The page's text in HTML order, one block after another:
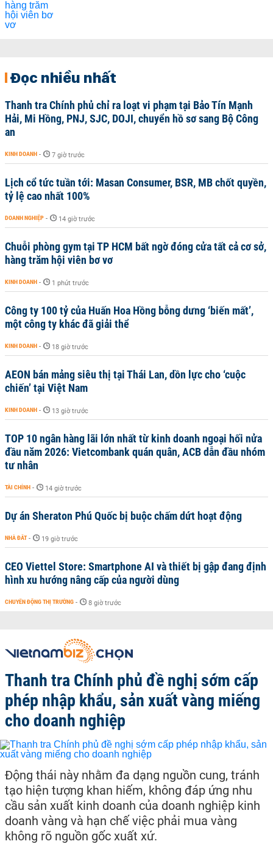
Đọc nhiều nhất
Thanh tra Chính phủ chỉ ra loạt vi phạm tại Bảo Tín Mạnh
Hải, Mi Hồng, PNJ, SJC, DOJI, chuyển hồ sơ sang Bộ Công
an
KINH DOANH - 7 giờ trước
Lịch cổ tức tuần tới: Masan Consumer, BSR, MB chốt quyền,
tỷ lệ cao nhất 100%
DOANH NGHIỆP - 14 giờ trước
Chuỗi phòng gym tại TP HCM bất ngờ đóng cửa tất cả cơ sở,
hàng trăm hội viên bơ vơ
KINH DOANH - 1 phút trước
Công ty 100 tỷ của Huấn Hoa Hồng bỗng dưng ‘biến mất’,
một công ty khác đã giải thể
KINH DOANH - 18 giờ trước
AEON bán mảng siêu thị tại Thái Lan, dồn lực cho ‘cuộc
chiến’ tại Việt Nam
KINH DOANH - 13 giờ trước
TOP 10 ngân hàng lãi lớn nhất từ kinh doanh ngoại hối nửa
đầu năm 2026: Vietcombank quán quân, ACB dẫn đầu nhóm
tư nhân
TÀI CHÍNH - 14 giờ trước
Dự án Sheraton Phú Quốc bị buộc chấm dứt hoạt động
NHÀ ĐẤT - 19 giờ trước
CEO Viettel Store: Smartphone AI và thiết bị gập đang định
hình xu hướng nâng cấp của người dùng
CHUYỂN ĐỘNG THỊ TRƯỜNG - 8 giờ trước
Thanh tra Chính phủ đề nghị sớm cấp
phép nhập khẩu, sản xuất vàng miếng
cho doanh nghiệp
Động thái này nhằm đa dạng nguồn cung, tránh
tạo hiện tượng khan hiếm, không đáp ứng nhu
cầu sản xuất kinh doanh của doanh nghiệp kinh
doanh vàng và hạn chế việc phải mua vàng
không rõ nguồn gốc xuất xứ.